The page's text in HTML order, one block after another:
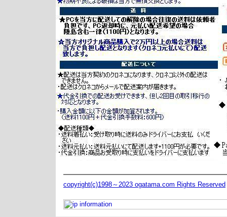
copyright(c)1998～2023 ogatama.com Rights Reserved